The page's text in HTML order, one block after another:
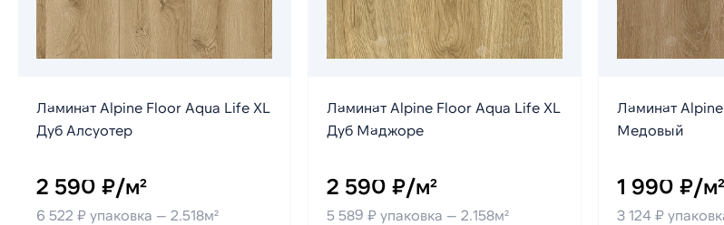
Ламинат Alpine Floor Aqua Life XL
Дуб Алсуотер
2 590 ₽/м²
6 522 ₽ упаковка — 2.518м²
Ламинат Alpine Floor Aqua Life XL
Дуб Маджоре
2 590 ₽/м²
5 589 ₽ упаковка — 2.158м²
Ламинат
Медовый
1 990 ₽/м²
3 124 ₽